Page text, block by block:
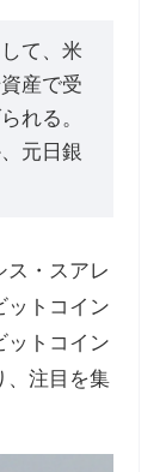
て、米
産で受
れる。
元日銀
ス・スアレ
ットコイン
ットコイン
、注目を集